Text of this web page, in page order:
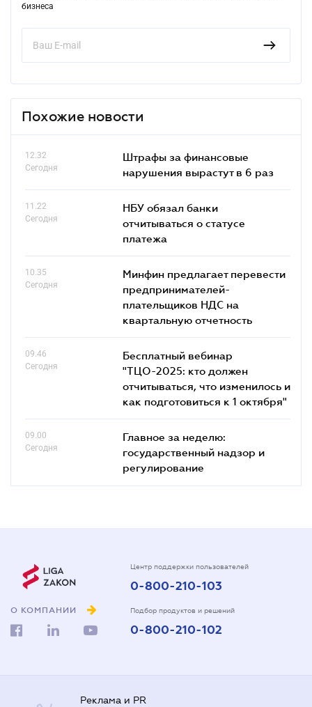
бизнеса
Похожие новости
12.32
Сегодня
Штрафы за финансовые
нарушения вырастут в 6 раз
11.22
Сегодня
НБУ обязал банки
отчитываться о статусе
платежа
10.35
Сегодня
Минфин предлагает перевести
предпринимателей-
плательщиков НДС на
квартальную отчетность
09.46
Сегодня
Бесплатный вебинар
"ТЦО-2025: кто должен
отчитываться, что изменилось и
как подготовиться к 1 октября"
09.00
Сегодня
Главное за неделю:
государственный надзор и
регулирование
О КОМПАНИИ
Центр поддержки пользователей
0-800-210-103
Подбор продуктов и решений
0-800-210-102
Реклама и PR